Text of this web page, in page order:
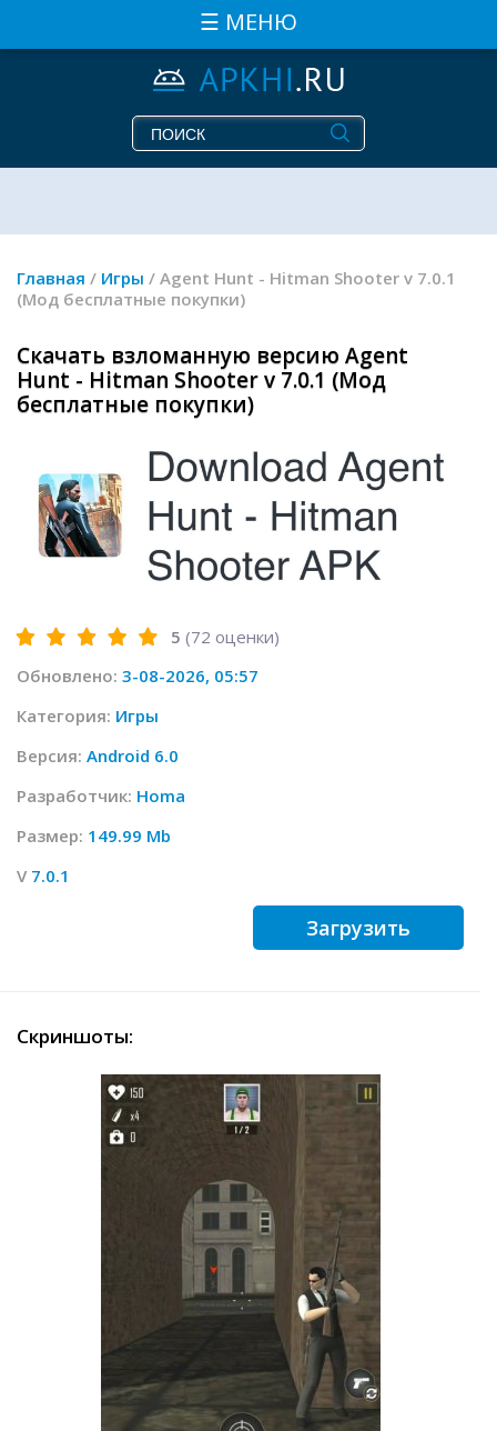
☰ МЕНЮ
Главная / Игры / Agent Hunt - Hitman Shooter v 7.0.1
(Мод бесплатные покупки)
Скачать взломанную версию Agent
Hunt - Hitman Shooter v 7.0.1 (Мод
бесплатные покупки)
5 (72 оценки)
Обновлено: 3-08-2026, 05:57
Категория: Игры
Версия: Android 6.0
Разработчик: Homa
Размер: 149.99 Mb
V 7.0.1
Загрузить
Скриншоты: